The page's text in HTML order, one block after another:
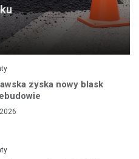
zyska nowy blask